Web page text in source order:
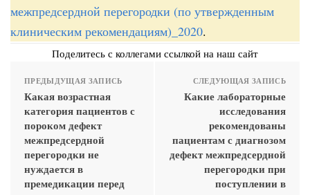
межпредсердной перегородки (по утвержденным
клиническим рекомендациям)_2020.
Поделитесь с коллегами ссылкой на наш сайт
ПРЕДЫДУЩАЯ ЗАПИСЬ
Какая возрастная
категория пациентов с
пороком дефект
межпредсердной
перегородки не
нуждается в
премедикации перед
СЛЕДУЮЩАЯ ЗАПИСЬ
Какие лабораторные
исследования
рекомендованы
пациентам с диагнозом
дефект межпредсердной
перегородки при
поступлении в